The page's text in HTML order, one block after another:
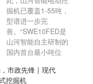
掘机已覆盖1-55吨，
型谱进一步完
善。“SWE10FED是
山河智能自主研制的
国内首台最小吨位
市政先锋 | 现代
挖掘机